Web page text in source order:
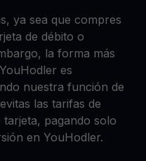
ya sea que compres
de débito o
la forma más
es
nuestra función de
las tarifas de
pagando solo
en YouHodler.